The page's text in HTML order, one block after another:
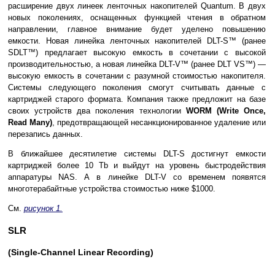
расширение двух линеек ленточных накопителей Quantum. В двух
новых поколениях, оснащенных функцией чтения в обратном
направлении, главное внимание будет уделено повышению
емкости. Новая линейка ленточных накопителей DLT-S™ (ранее
SDLT™) предлагает высокую емкость в сочетании с высокой
производительностью, а новая линейка DLT-V™ (ранее DLT VS™) —
высокую емкость в сочетании с разумной стоимостью накопителя.
Системы следующего поколения смогут считывать данные с
картриджей старого формата. Компания также предложит на базе
своих устройств два поколения технологии WORM (Write Once,
Read Many), предотвращающей несанкционированное удаление или
перезапись данных.
В ближайшее десятилетие системы DLT-S достигнут емкости
картриджей более 10 Tb и выйдут на уровень быстродействия
аппаратуры NAS. А в линейке DLT-V со временем появятся
многотерабайтные устройства стоимостью ниже $1000.
См. рисунок 1.
SLR
(Single-Channel Linear Recording)